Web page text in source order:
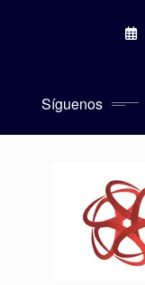
Síguenos